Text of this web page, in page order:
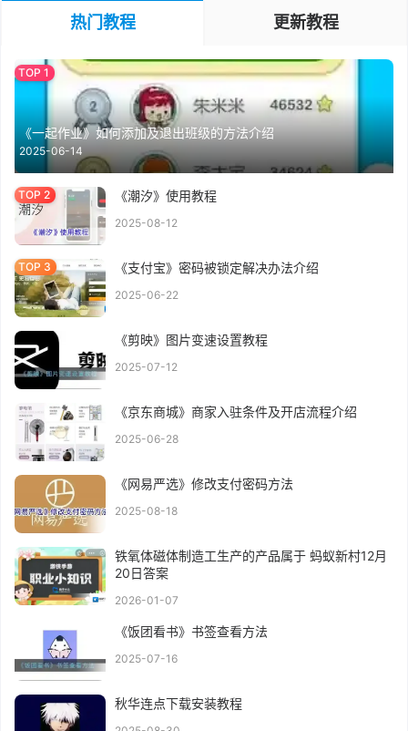
热门教程 更新教程
《一起作业》如何添加及退出班级的方法介绍
2025-06-14
《潮汐》使用教程
2025-08-12
《支付宝》密码被锁定解决办法介绍
2025-06-22
《剪映》图片变速设置教程
2025-07-12
《京东商城》商家入驻条件及开店流程介绍
2025-06-28
《网易严选》修改支付密码方法
2025-08-18
铁氧体磁体制造工生产的产品属于 蚂蚁新村12月
20日答案
2026-01-07
《饭团看书》书签查看方法
2025-07-16
秋华连点下载安装教程